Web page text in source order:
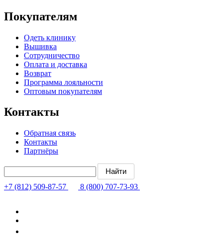
Покупателям
Одеть клинику
Вышивка
Сотрудничество
Оплата и доставка
Возврат
Программа лояльности
Оптовым покупателям
Контакты
Обратная связь
Контакты
Партнёры
+7 (812) 509-87-57 8 (800) 707-73-93